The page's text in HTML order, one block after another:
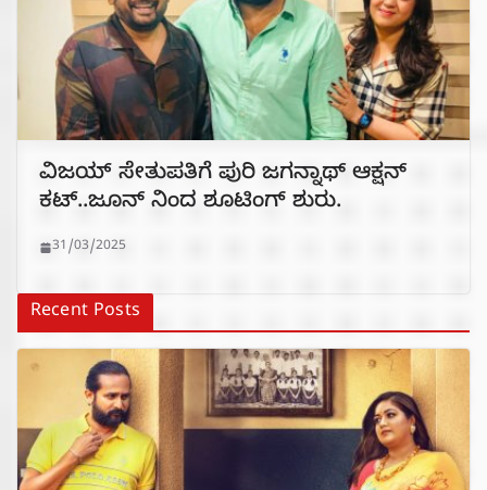
ವಿಜಯ್‌ ಸೇತುಪತಿಗೆ ಪುರಿ ಜಗನ್ನಾಥ್‌ ಆಕ್ಷನ್‌
ಕಟ್‌..ಜೂನ್‌ ನಿಂದ ಶೂಟಿಂಗ್‌ ಶುರು.
31/03/2025
Recent Posts